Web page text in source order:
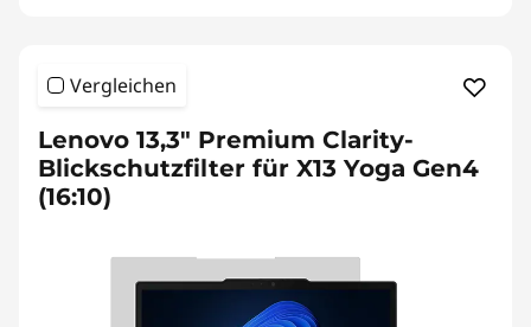
Vergleichen
Lenovo 13,3" Premium Clarity-
Blickschutzfilter für X13 Yoga Gen4
(16:10)